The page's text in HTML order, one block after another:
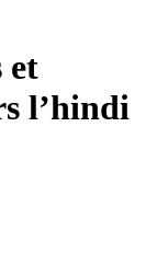
et
l’hindi